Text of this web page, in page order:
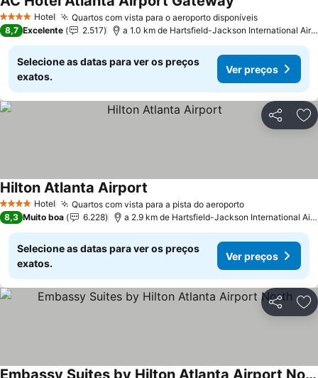
4 EstrelasHotel Quartos com vista para o aeroporto disponíveis
8,7 Excelente 2.517 a 1.0 km de Hartsfield-Jackson International Airport
Selecione as datas para ver os preços
exatos.
Ver preços
Partilhar
4 EstrelasHotel Quartos com vista para a pista do aeroporto
Hilton Atlanta Airport
8,3 Muito boa 6.228 a 2.9 km de Hartsfield-Jackson International Airport
Selecione as datas para ver os preços
exatos.
Ver preços
Partilhar
Embassy Suites by Hilton Atlanta Airport North